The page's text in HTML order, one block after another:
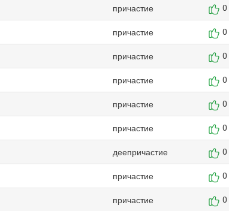
причастие 0
причастие 0
причастие 0
причастие 0
причастие 0
причастие 0
деепричастие 0
причастие 0
причастие 0